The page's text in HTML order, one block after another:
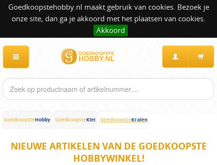
Goedkoopstehobby.nl maakt gebruik van cookies. Bezoek je
onze site, dan ga je akkoord met het plaatsen van cookies.
Akkoord
GoedkoopsteHobby GoedkoopsteKlei GoedkoopsteKralen
NIEUWE ARTIKELEN VAN DE GOEDKOOPSTE
HOBBYWINKEL!